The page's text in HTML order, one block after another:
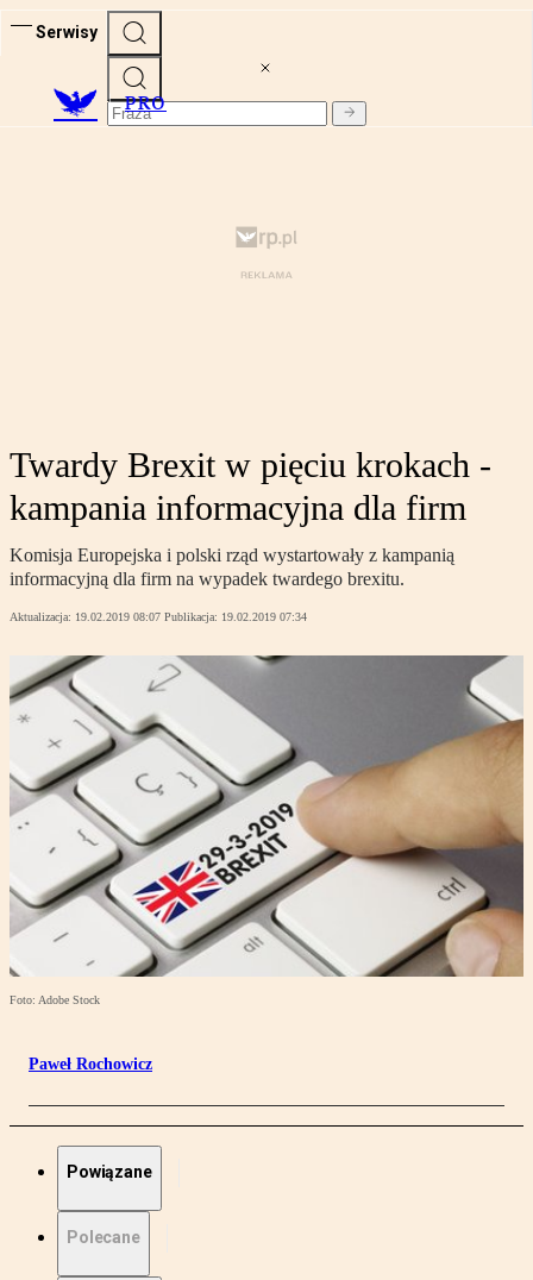
Serwisy
PRO
Twardy Brexit w pięciu krokach -
kampania informacyjna dla firm
Komisja Europejska i polski rząd wystartowały z kampanią
informacyjną dla firm na wypadek twardego brexitu.
Aktualizacja: 19.02.2019 08:07 Publikacja: 19.02.2019 07:34
Foto: Adobe Stock
Paweł Rochowicz
Powiązane
Polecane